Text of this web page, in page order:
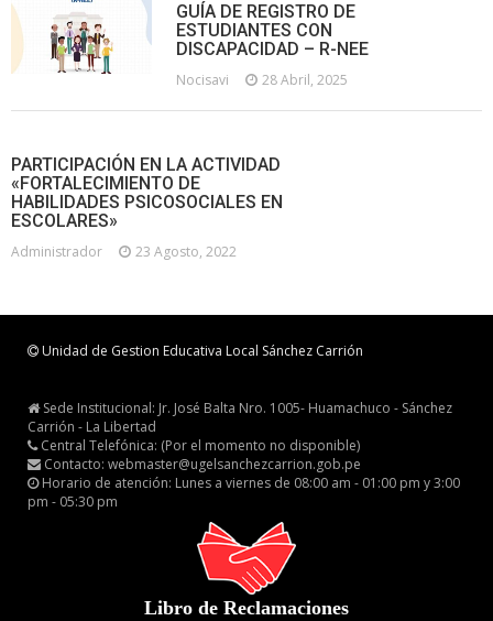
GUÍA DE REGISTRO DE
ESTUDIANTES CON
DISCAPACIDAD – R-NEE
Nocisavi 28 Abril, 2025
PARTICIPACIÓN EN LA ACTIVIDAD
«FORTALECIMIENTO DE
HABILIDADES PSICOSOCIALES EN
ESCOLARES»
Administrador 23 Agosto, 2022
Unidad de Gestion Educativa Local Sánchez Carrión
Sede Institucional: Jr. José Balta Nro. 1005- Huamachuco - Sánchez
Carrión - La Libertad
Central Telefónica: (Por el momento no disponible)
Contacto: webmaster@ugelsanchezcarrion.gob.pe
Horario de atención: Lunes a viernes de 08:00 am - 01:00 pm y 3:00
pm - 05:30 pm
Libro de Reclamaciones